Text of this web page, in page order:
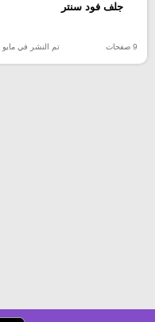
جلف فود سنتر
9 صفحات تم النشر في مايو 06